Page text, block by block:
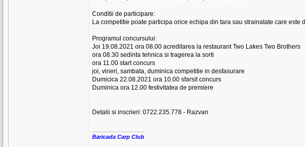
Conditii de participare:
La competitie poate participa orice echipa din tara sau strainatate care
Programul concursului:
Joi 19.08.2021 ora 08.00 acreditarea la restaurant Two Lakes Two Brothers
ora 08.30 sedinta tehnica si tragerea la sorti
ora 11.00 start concurs
joi, vineri, sambata, duminica competitie in desfasurare
Dumicica 22.08.2021 ora 10.00 sfarsit concurs
Duminica ora 12.00 festivitatea de premiere
Detalii si inscrieri: 0722.235.778 - Razvan
Baricada Carp Club